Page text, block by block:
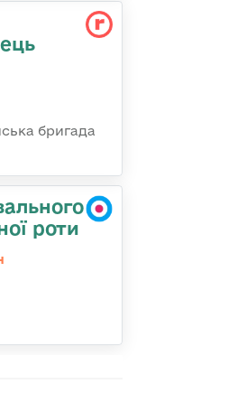
бригада
роти